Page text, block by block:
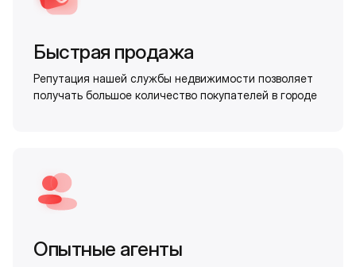
Быстрая продажа
Репутация нашей службы недвижимости позволяет
получать большое количество покупателей в городе
Опытные агенты